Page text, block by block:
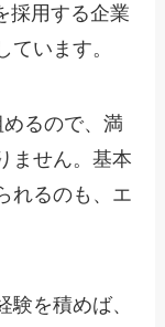
採用する企業
います。
るので、満
ません。基本
れるのも、エ
験を積めば、